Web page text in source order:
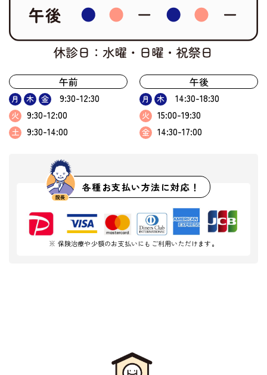
午前
月 木 金 9:30-12:30
火 9:30-12:00
土 9:30-14:00
午後
月 木 14:30-18:30
火 15:00-19:30
金 14:30-17:00
各種お支払い方法に対応！
※ 保険治療や少額のお支払いにもご利用いただけます。